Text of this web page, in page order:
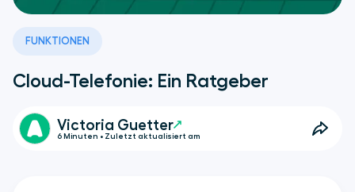
FUNKTIONEN
Cloud-Telefonie: Ein Ratgeber
Victoria Guetter
6 Minuten • Zuletzt aktualisiert am